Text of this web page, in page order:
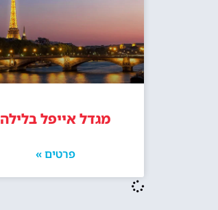
מגדל אייפל בלילה
פרטים »